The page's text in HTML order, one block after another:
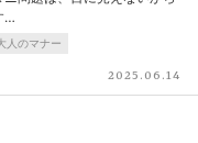
…
人のマナー
2025.06.14